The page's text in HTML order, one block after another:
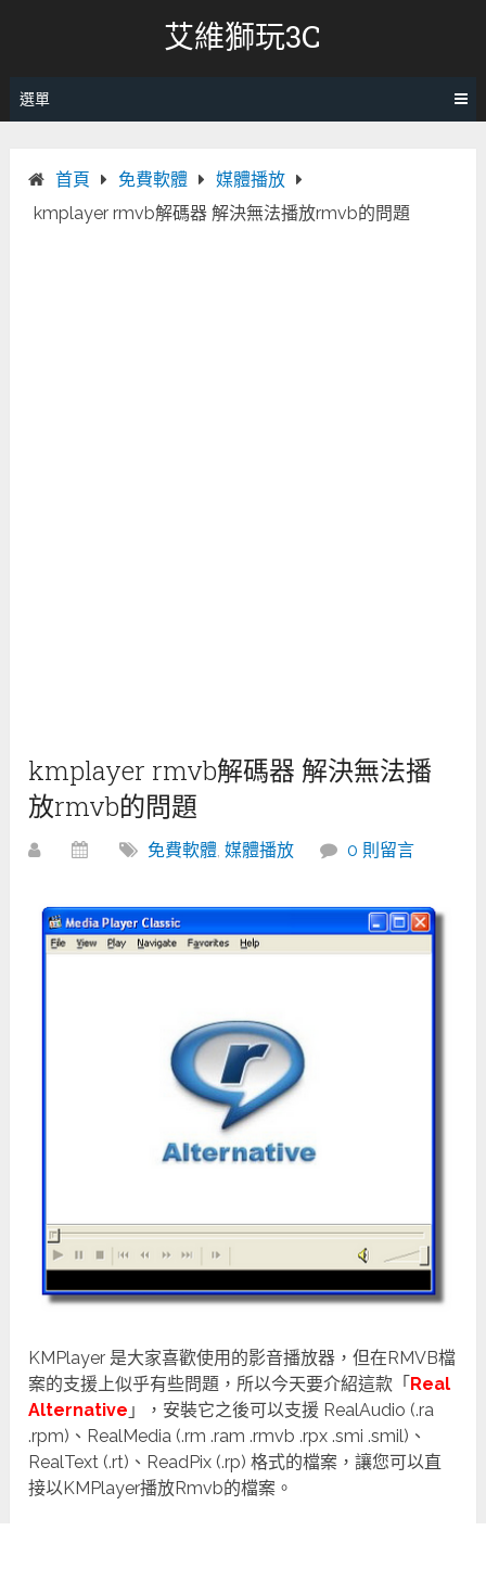
艾維獅玩3C
選單
首頁 免費軟體
媒體播放
kmplayer rmvb解碼器 解決無法播放rmvb的問題
kmplayer rmvb解碼器 解決無法播
放rmvb的問題
免費軟體,媒體播放 0 則留言
KMPlayer 是大家喜歡使用的影音播放器，但在RMVB檔
案的支援上似乎有些問題，所以今天要介紹這款「 Real
Alternative 」，安裝它之後可以支援 RealAudio (.ra
.rpm)、RealMedia (.rm .ram .rmvb .rpx .smi .smil)、
RealText (.rt)、ReadPix (.rp) 格式的檔案，讓您可以直
接以KMPlayer播放Rmvb的檔案。